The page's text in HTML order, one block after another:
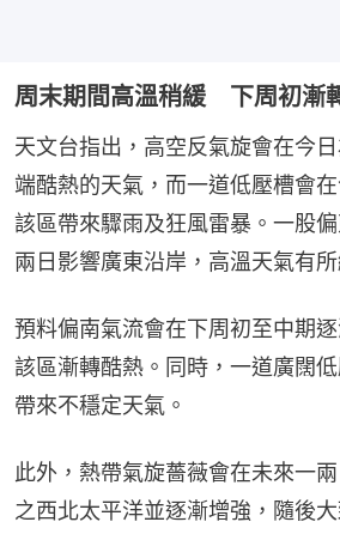
周末期間高溫稍緩 下周初漸
天文台指出，高空反氣旋會在今
端酷熱的天氣，而一道低壓槽會
該區帶來驟雨及狂風雷暴。一股
兩日影響廣東沿岸，高溫天氣有所
預料偏南氣流會在下周初至中期
該區漸轉酷熱。同時，一道廣闊
帶來不穩定天氣。
此外，熱帶氣旋薔薇會在未來一
之西北太平洋並逐漸增強，隨後